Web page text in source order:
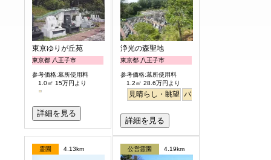
東京ゆりが丘苑
東京都 八王子市
参考価格:墓所使用料
1.0㎡ 15万円より
詳細を見る
浄光の森聖地
東京都 八王子市
参考価格:墓所使用料
1.2㎡ 28.6万円より
見晴らし・眺望 バリアフリー
詳細を見る
霊園 4.13km 公営霊園 4.19km